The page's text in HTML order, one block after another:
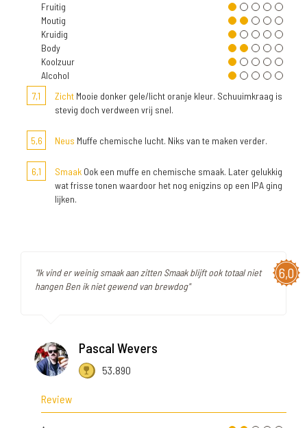
Fruitig
Moutig
Kruidig
Body
Koolzuur
Alcohol
7,1
Zicht Mooie donker gele/licht oranje kleur. Schuuimkraag is
stevig doch verdween vrij snel.
5,6 Neus Muffe chemische lucht. Niks van te maken verder.
6,1 Smaak Ook een muffe en chemische smaak. Later gelukkig
wat frisse tonen waardoor het nog enigzins op een IPA ging
lijken.
6,0
"Ik vind er weinig smaak aan zitten Smaak blijft ook totaal niet
hangen Ben ik niet gewend van brewdog"
Pascal Wevers
53.890
Review